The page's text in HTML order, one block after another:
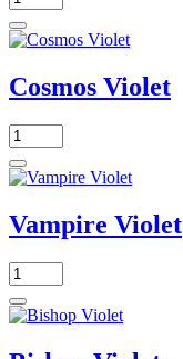
Cosmos Violet
Vampire Violet